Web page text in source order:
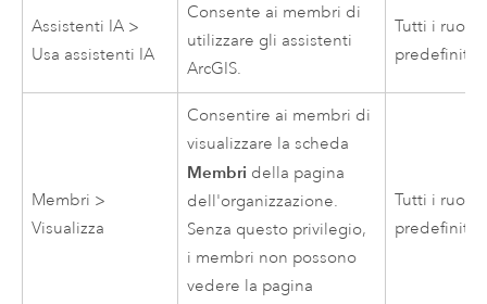
Assistenti IA >
Usa assistenti IA
Consente ai membri di
utilizzare gli assistenti
ArcGIS.
Tutti i ruoli
predefiniti
Membri >
Visualizza
Consentire ai membri di
visualizzare la scheda
Membri della pagina
dell'organizzazione.
Senza questo privilegio,
i membri non possono
vedere la pagina
Tutti i ruoli
predefiniti